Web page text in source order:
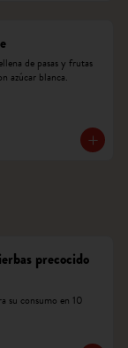
de pasas y frutas
azúcar blanca.
precocido
su consumo en 10